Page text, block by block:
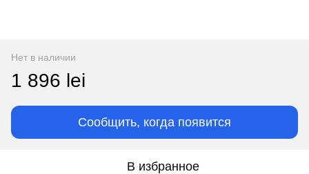
Нет в наличии
1 896 lei
Сообщить, когда появится
В избранное